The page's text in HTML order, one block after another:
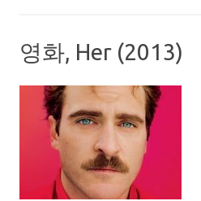
영화, Her (2013)